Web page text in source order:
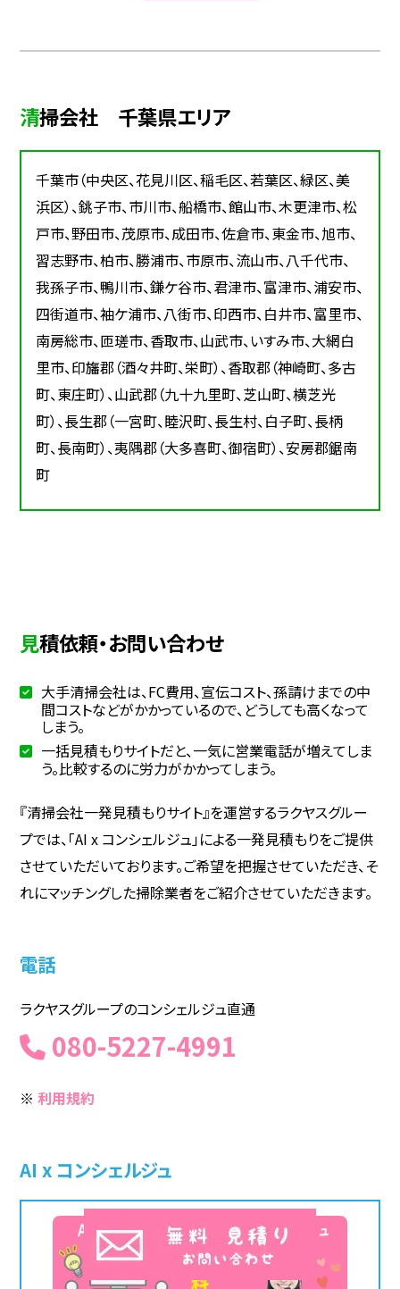
清掃会社 千葉県エリア
千葉市（中央区、花見川区、稲毛区、若葉区、緑区、美
浜区）、銚子市、市川市、船橋市、館山市、木更津市、松
戸市、野田市、茂原市、成田市、佐倉市、東金市、旭市、
習志野市、柏市、勝浦市、市原市、流山市、八千代市、
我孫子市、鴨川市、鎌ケ谷市、君津市、富津市、浦安市、
四街道市、袖ケ浦市、八街市、印西市、白井市、富里市、
南房総市、匝瑳市、香取市、山武市、いすみ市、大網白
里市、印旛郡（酒々井町、栄町）、香取郡（神崎町、多古
町、東庄町）、山武郡（九十九里町、芝山町、横芝光
町）、長生郡（一宮町、睦沢町、長生村、白子町、長柄
町、長南町）、夷隅郡（大多喜町、御宿町）、安房郡鋸南
町
見積依頼・お問い合わせ
大手清掃会社は、FC費用、宣伝コスト、孫請けまでの中
間コストなどがかかっているので、どうしても高くなって
しまう。
一括見積もりサイトだと、一気に営業電話が増えてしま
う。比較するのに労力がかかってしまう。
『清掃会社一発見積もりサイト』を運営するラクヤスグルー
プでは、「AI x コンシェルジュ」による一発見積もりをご提供
させていただいております。ご希望を把握させていただき、そ
れにマッチングした掃除業者をご紹介させていただきます。
電話
ラクヤスグループのコンシェルジュ直通
080-5227-4991
※利用規約
AI x コンシェルジュ